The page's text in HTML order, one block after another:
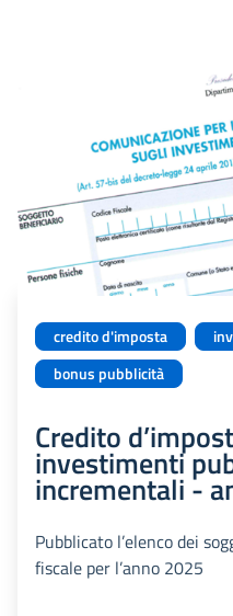
credito d'imposta
bonus pubblicità
Credito
investimenti
incrementali -
Pubblicato l’elenco dei
fiscale per l’anno 2025